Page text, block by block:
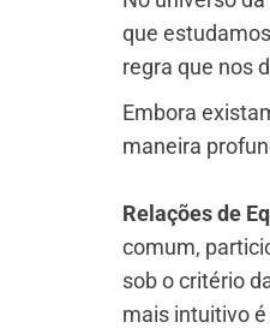
que
regra que nos
Embora
maneira
Relações de
comum,
sob o critério
mais intuitivo